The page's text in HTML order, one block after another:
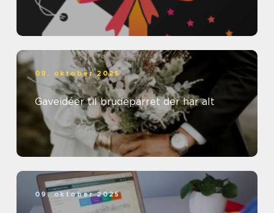
09. oktober 2025
Gaveidéer til brudeparret der har alt
09. oktober 2025